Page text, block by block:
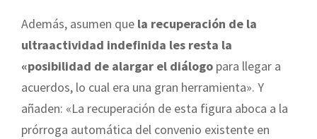
Además, asumen que la recuperación de la
ultraactividad indefinida les resta la
«posibilidad de alargar el diálogo para llegar a
acuerdos, lo cual era una gran herramienta». Y
añaden: «La recuperación de esta figura aboca a la
prórroga automática del convenio existente en